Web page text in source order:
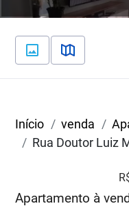
Início venda
Rua Doutor Luiz
Apartamento à